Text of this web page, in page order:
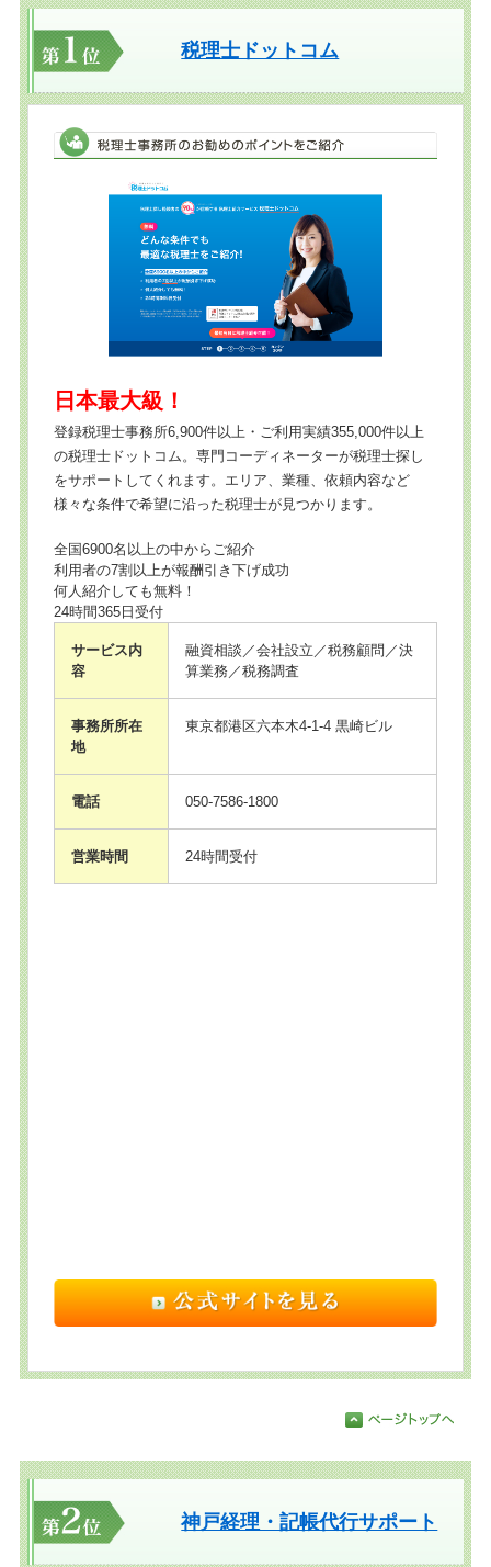
税理士ドットコム
日本最大級！
登録税理士事務所6,900件以上・ご利用実績355,000件以上
の税理士ドットコム。専門コーディネーターが税理士探し
をサポートしてくれます。エリア、業種、依頼内容など
様々な条件で希望に沿った税理士が見つかります。
全国6900名以上の中からご紹介
利用者の7割以上が報酬引き下げ成功
何人紹介しても無料！
24時間365日受付
サービス内
容
融資相談／会社設立／税務顧問／決
算業務／税務調査
事務所所在
地
東京都港区六本木4-1-4 黒崎ビル
電話 050-7586-1800
営業時間 24時間受付
神戸経理・記帳代行サポート